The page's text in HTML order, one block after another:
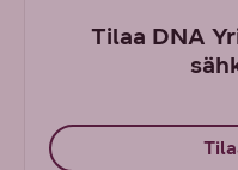
Tilaa DNA